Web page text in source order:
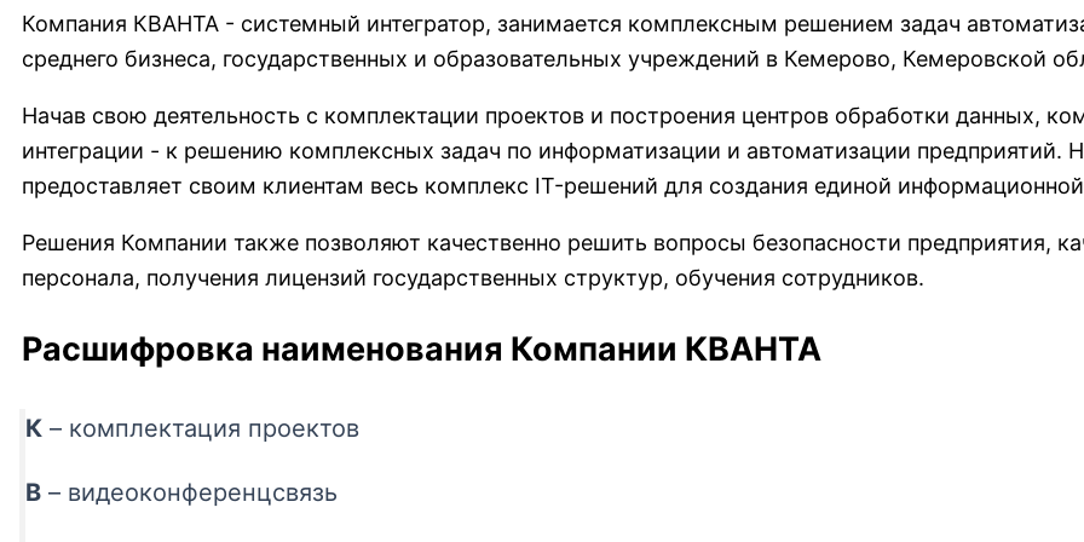
Компания КВАНТА - системный интегратор, занимается комплексным решением задач
среднего бизнеса, государственных и образовательных учреждений в Кемерово, Кемеровской
Начав свою деятельность с комплектации проектов и построения центров обработки данных,
интеграции - к решению комплексных задач по информатизации и автоматизации предприятий.
предоставляет своим клиентам весь комплекс IT-решений для создания единой
Решения Компании также позволяют качественно решить вопросы безопасности предприятия,
персонала, получения лицензий государственных структур, обучения сотрудников.
Расшифровка наименования Компании КВАНТА
К– комплектация проектов
В– видеоконференцсвязь